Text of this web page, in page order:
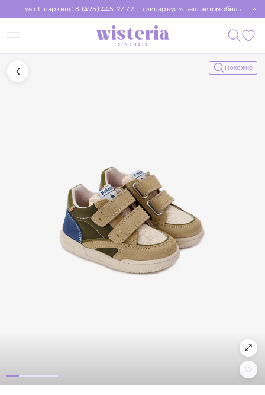
Valet-паркинг: 8 (495) 445-27-72 - припаркуем ваш автомобиль
Бесплатная доставка при заказе от 15 000 ₽
Установите приложение, чтобы покупки были еще удобнее
Похожие